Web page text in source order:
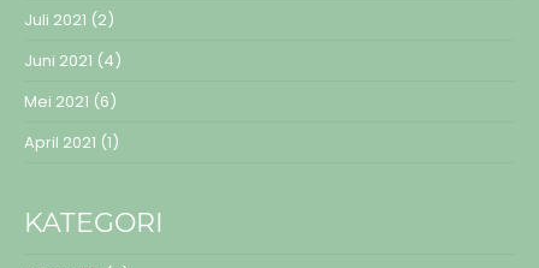
Juli 2021 (2)
Juni 2021 (4)
Mei 2021 (6)
April 2021 (1)
KATEGORI